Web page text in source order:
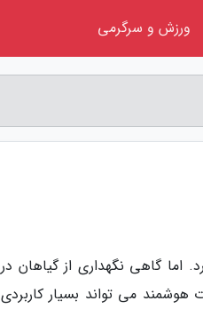
اما گاهی نگهداری از گیاهان در
می تواند بسیار کاربردی
ورزش و سرگرمی